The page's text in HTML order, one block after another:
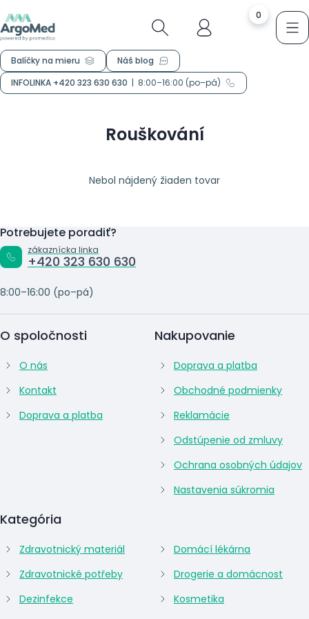
0
Balíčky na mieru
Náš blog
INFOLINKA +420 323 630 630 | 8:00–16:00 (po–pá)
Rouškování
Nebol nájdený žiaden tovar
Potrebujete poradiť?
zákaznícka linka
+420 323 630 630
8:00–16:00 (po–pá)
O spoločnosti
O nás
Kontakt
Doprava a platba
Kategória
Zdravotnický materiál
Zdravotnické potřeby
Dezinfekce
Domácí lékárna
Drogerie a domácnost
Kosmetika
Nakupovanie
Doprava a platba
Obchodné podmienky
Reklamácie
Odstúpenie od zmluvy
Ochrana osobných údajov
Nastavenia súkromia